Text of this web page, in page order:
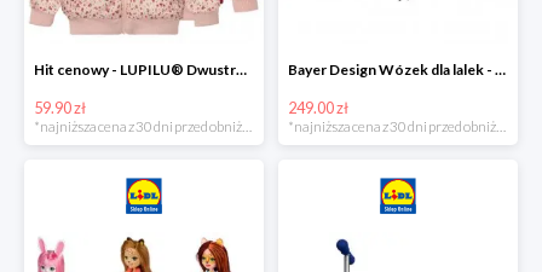
Hit cenowy - LUPILU® Dwustronna kurtka pikowana dziewczęca
59.90 zł
*najniższa cena z 30 dni przed obniżką
Bayer Design Wózek dla lalek - megazestaw
249.00 zł
*najniższa cena z 30 dni przed obniżką